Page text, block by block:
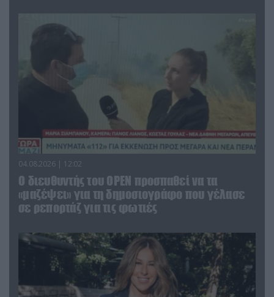
04.08.2026 | 12:02
O διευθυντής του OPEN προσπαθεί να τα
«μαζέψει» για τη δημοσιογράφο που γέλασε
σε ρεπορτάζ για τις φωτιές